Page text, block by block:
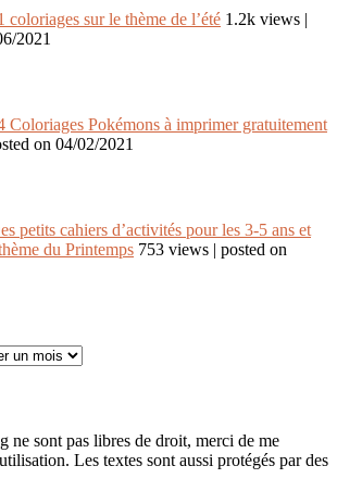
coloriages sur le thème de l’été 1.2k views |
2021
Coloriages Pokémons à imprimer gratuitement
on 04/02/2021
petits cahiers d’activités pour les 3-5 ans et
du Printemps 753 views | posted on
ne sont pas libres de droit, merci de me
Les textes sont aussi protégés par des